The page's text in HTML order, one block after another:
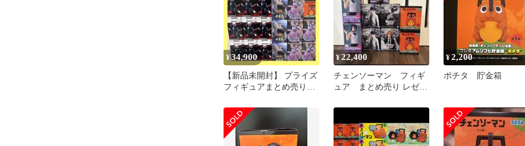
¥34,900
【新品未開封】 プライズ
フィギュアまとめ売り
丸 ポチタ
¥22,400
チェンソーマン フィギ
ュア まとめ売り レゼ
¥2,200
ポチタ 貯金箱